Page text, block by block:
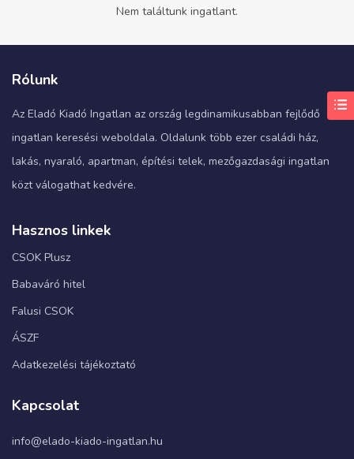
Nem találtunk ingatlant.
Rólunk
Az Eladó Kiadó Ingatlan az ország legdinamikusabban fejlődő
ingatlan keresési weboldala. Oldalunk több ezer családi ház,
lakás, nyaraló, apartman, építési telek, mezőgazdasági ingatlan
közt válogathat kedvére.
Hasznos linkek
CSOK Plusz
Babaváró hitel
Falusi CSOK
ÁSZF
Adatkezelési tájékoztató
Kapcsolat
info@elado-kiado-ingatlan.hu